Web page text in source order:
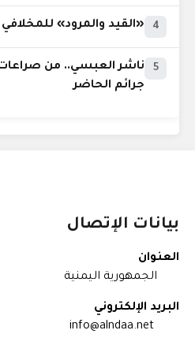
4 «القيد والمرود»
5
ناشر العبسي.. من
جرائم الحاضر
بيانات الإتصال
العنوان
الجمهورية اليمنية
البريد الإلكتروني
info@alndaa.net